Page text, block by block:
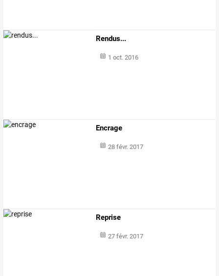
Rendus...
1 oct. 2016
Encrage
28 févr. 2017
Reprise
27 févr. 2017